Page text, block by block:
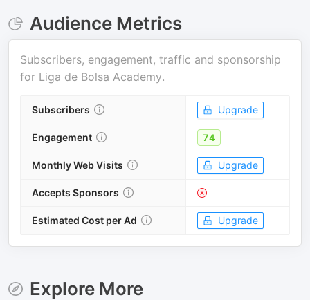
Audience Metrics
Subscribers, engagement, traffic and sponsorship
for Liga de Bolsa Academy.
Subscribers Upgrade
Engagement 74
Monthly Web Visits Upgrade
Accepts Sponsors
Estimated Cost per Ad Upgrade
Explore More